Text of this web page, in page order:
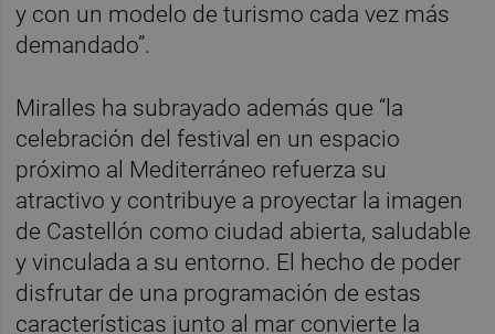
y con un modelo de turismo cada vez más
demandado”.
Miralles ha subrayado además que “la
celebración del festival en un espacio
próximo al Mediterráneo refuerza su
atractivo y contribuye a proyectar la imagen
de Castellón como ciudad abierta, saludable
y vinculada a su entorno. El hecho de poder
disfrutar de una programación de estas
características junto al mar convierte la